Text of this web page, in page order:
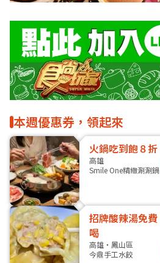
本週優惠券，領起來
火鍋吃到飽８折
高雄
Smile One精緻涮涮鍋
招牌酸辣湯免費
喝
高雄・鳳山區
今鼎手工水餃